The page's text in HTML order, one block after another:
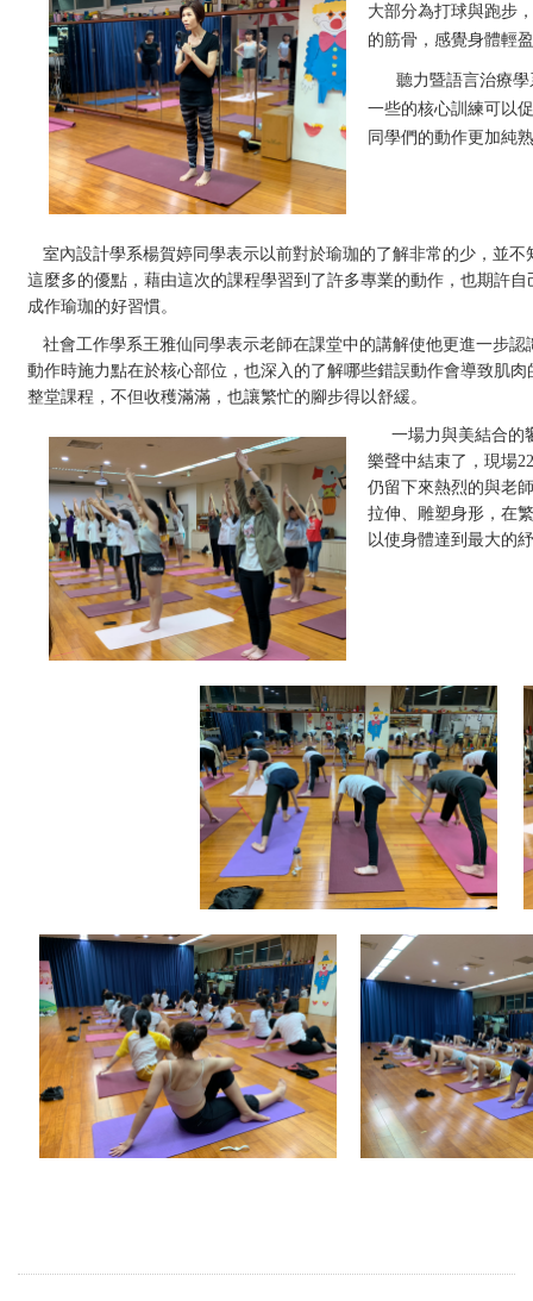
大部分為打球與跑步
的筋骨，感覺身體輕
聽力暨語言治療學
一些的核心訓練可以
同學們的動作更加純
室內設計學系楊賀婷同學表示以前對於瑜珈的了解非常的少，並不
這麼多的優點，藉由這次的課程學習到了許多專業的動作，也期許自
成作瑜珈的好習慣。
社會工作學系王雅仙同學表示老師在課堂中的講解使他更進一步認
動作時施力點在於核心部位，也深入的了解哪些錯誤動作會導致肌肉
整堂課程，不但收穫滿滿，也讓繁忙的腳步得以舒緩。
一場力與美結合的
樂聲中結束了，現場22
仍留下來熱烈的與老
拉伸、雕塑身形，在
以使身體達到最大的